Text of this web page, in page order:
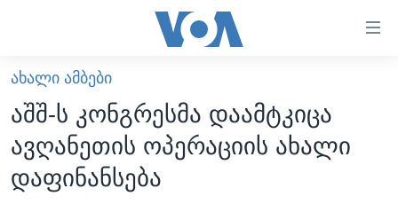
ხელმისაწვდომობისთვის
გადადით
მთავარზე
გადადით
მთავარ
ნავიგაციაზე
გადადით
ᲐᲮᲐᲚᲘ ᲐᲛᲑᲔᲑᲘ
ᲡᲐᲥᲐᲠᲗᲕᲔᲚᲝ
ᲐᲨᲨ
ᲐᲮᲐᲚᲘ ᲐᲛᲑᲔᲑᲘ
აშშ-ს კონგრესმა დაამტკიცა
ავღანეთის ოპერაციის ახალი
დაფინანსება